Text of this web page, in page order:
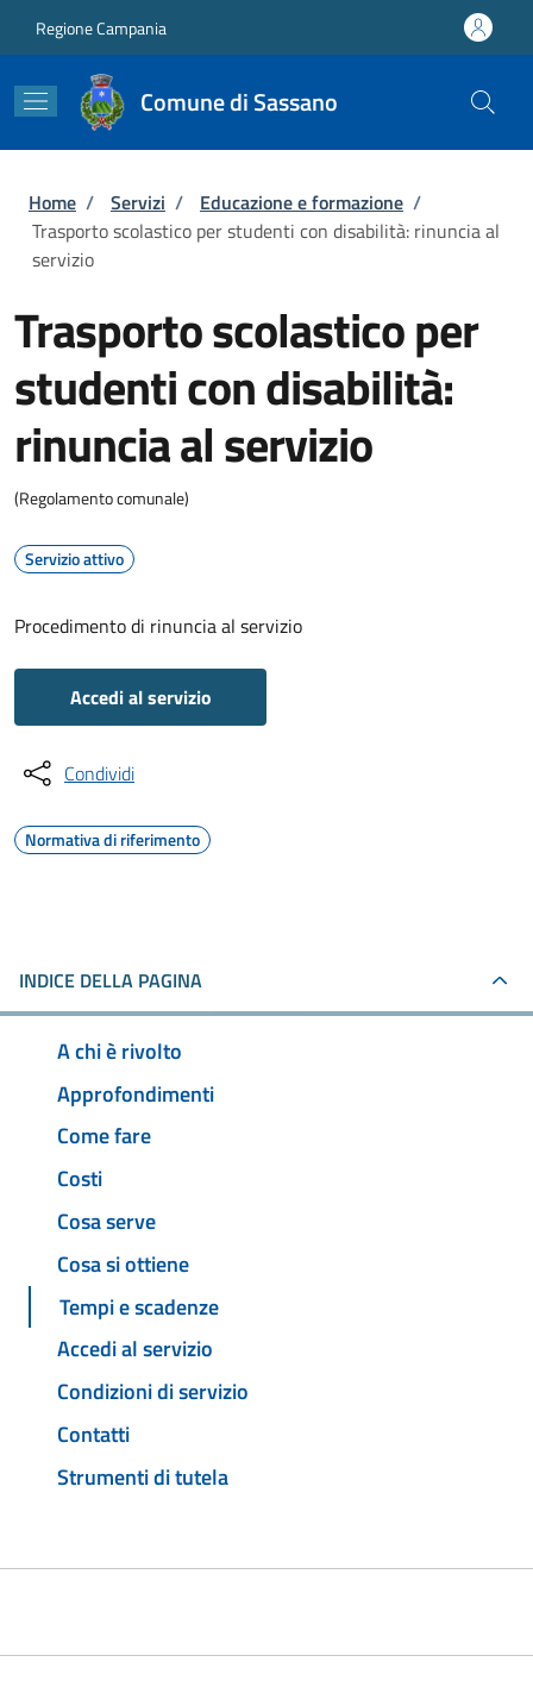
Regione Campania
Comune di Sassano
Briciole di pane
Home / Servizi / Educazione e formazione /
Trasporto scolastico per studenti con disabilità: rinuncia al
servizio
Trasporto scolastico per
studenti con disabilità:
rinuncia al servizio
(Regolamento comunale)
Servizio attivo
Procedimento di rinuncia al servizio
Accedi al servizio
Condividi
Normativa di riferimento
INDICE DELLA PAGINA
A chi è rivolto
Approfondimenti
Come fare
Costi
Cosa serve
Cosa si ottiene
Tempi e scadenze
Accedi al servizio
Condizioni di servizio
Contatti
Strumenti di tutela